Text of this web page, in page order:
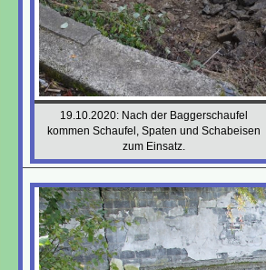
19.10.2020: Nach der Baggerschaufel
kommen Schaufel, Spaten und Schabeisen
zum Einsatz.